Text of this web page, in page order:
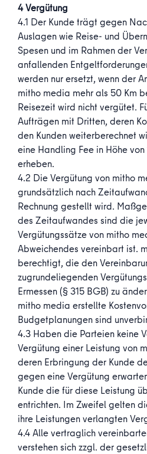
4 Vergütung
4.1 Der Kunde trägt gegen
Auslagen wie Reise- und
Spesen und im Rahmen der
anfallenden
werden nur ersetzt, wenn der
mitho media mehr als 50 Km
Reisezeit wird nicht vergütet.
Aufträgen mit Dritten, deren
den Kunden weiterberechnet
eine Handling Fee in Höhe
erheben.
4.2 Die Vergütung von mitho
grundsätzlich nach
Rechnung gestellt wird.
des Zeitaufwandes sind die
Vergütungssätze von mitho
Abweichendes vereinbart ist.
berechtigt, die den
zugrundeliegenden
Ermessen (§ 315 BGB) zu
mitho media erstellte
Budgetplanungen sind
4.3 Haben die Parteien keine
Vergütung einer Leistung von
deren Erbringung der Kunde
gegen eine Vergütung
Kunde die für diese Leistung
entrichten. Im Zweifel gelten
ihre Leistungen verlangten
4.4 Alle vertraglich
verstehen sich zzgl. der